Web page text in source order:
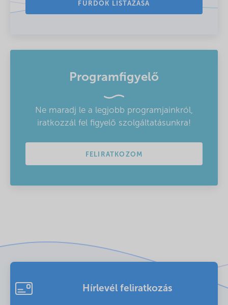
FÜRDŐK LISTÁZÁSA
Programfigyelő
Ne maradj le a legjobb programjainkról,
iratkozzál fel figyelő szolgáltatásunkra!
FELIRATKOZOM
Hírlevél feliratkozás